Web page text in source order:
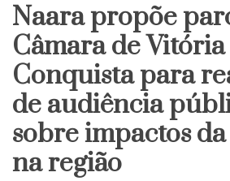
Naara propõe
Câmara de
Conquista para
de audiência
sobre impactos
na região